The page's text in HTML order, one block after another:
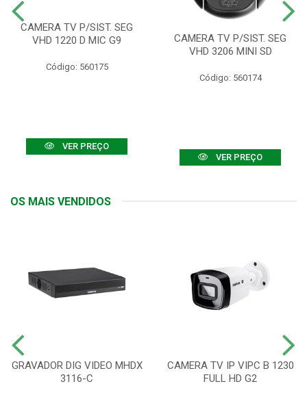
CAMERA TV P/SIST. SEG
VHD 1220 D MIC G9
Código: 560175
VER PREÇO
CAMERA TV P/SIST. SEG
VHD 3206 MINI SD
Código: 560174
VER PREÇO
OS MAIS VENDIDOS
GRAVADOR DIG VIDEO MHDX
3116-C
CAMERA TV IP VIPC B 1230
FULL HD G2